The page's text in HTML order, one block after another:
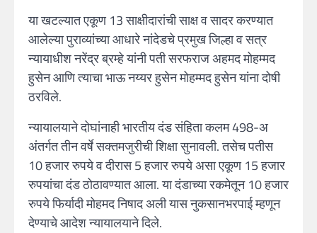
या खटल्यात एकूण 13 साक्षीदारांची साक्ष व सादर करण्यात
आलेल्या पुराव्यांच्या आधारे नांदेडचे प्रमुख जिल्हा व सत्र
न्यायाधीश नरेंद्र ब्रम्हे यांनी पती सरफराज अहमद मोहम्मद
हुसेन आणि त्याचा भाऊ नय्यर हुसेन मोहम्मद हुसेन यांना दोषी
ठरविले.
न्यायालयाने दोघांनाही भारतीय दंड संहिता कलम 498-अ
अंतर्गत तीन वर्षे सक्तमजुरीची शिक्षा सुनावली. तसेच पतीस
10 हजार रुपये व दीरास 5 हजार रुपये असा एकूण 15 हजार
रुपयांचा दंड ठोठावण्यात आला. या दंडाच्या रकमेतून 10 हजार
रुपये फिर्यादी मोहमद निषाद अली यास नुकसानभरपाई म्हणून
देण्याचे आदेश न्यायालयाने दिले.